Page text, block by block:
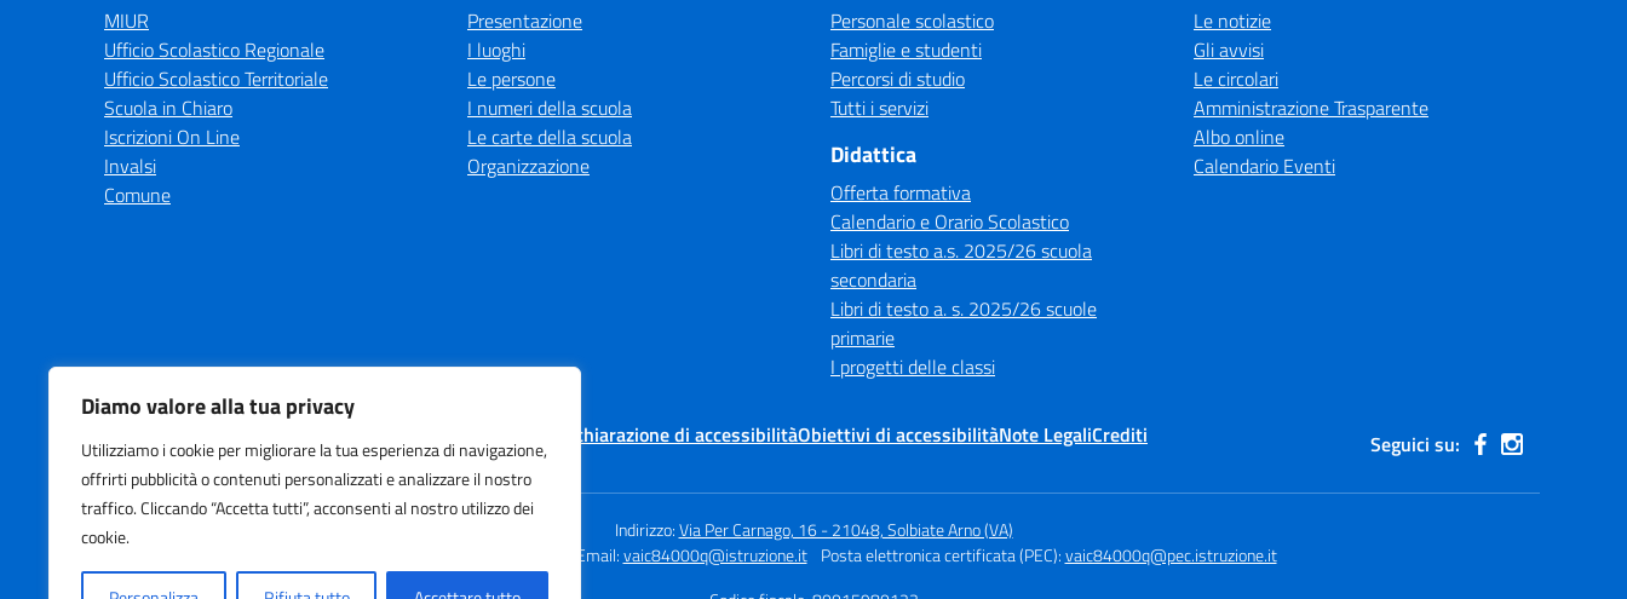
Diamo valore alla tua privacy
Utilizziamo i cookie per migliorare la tua esperienza di navigazione,
offrirti pubblicità o contenuti personalizzati e analizzare il nostro
traffico. Cliccando “Accetta tutti”, acconsenti al nostro utilizzo dei
cookie.
MIUR
Ufficio Scolastico Regionale
Ufficio Scolastico Territoriale
Scuola in Chiaro
Iscrizioni On Line
Invalsi
Comune
Presentazione
I luoghi
Le persone
I numeri della scuola
Le carte della scuola
Organizzazione
Personale scolastico
Famiglie e studenti
Percorsi di studio
Tutti i servizi
Didattica
Offerta formativa
Calendario e Orario Scolastico
Libri di testo a.s. 2025/26 scuola
secondaria
Libri di testo a. s. 2025/26 scuole
primarie
I progetti delle classi
Le notizie
Gli avvisi
Le circolari
Amministrazione Trasparente
Albo online
Calendario Eventi
Dichiarazione di accessibilitàObiettivi di accessibilitàNote LegaliCrediti Seguici su:
Indirizzo:Via Per Carnago, 16 - 21048, Solbiate Arno (VA)
Email:vaic84000q@istruzione.it Posta elettronica certificata (PEC):vaic84000q@pec.istruzione.it